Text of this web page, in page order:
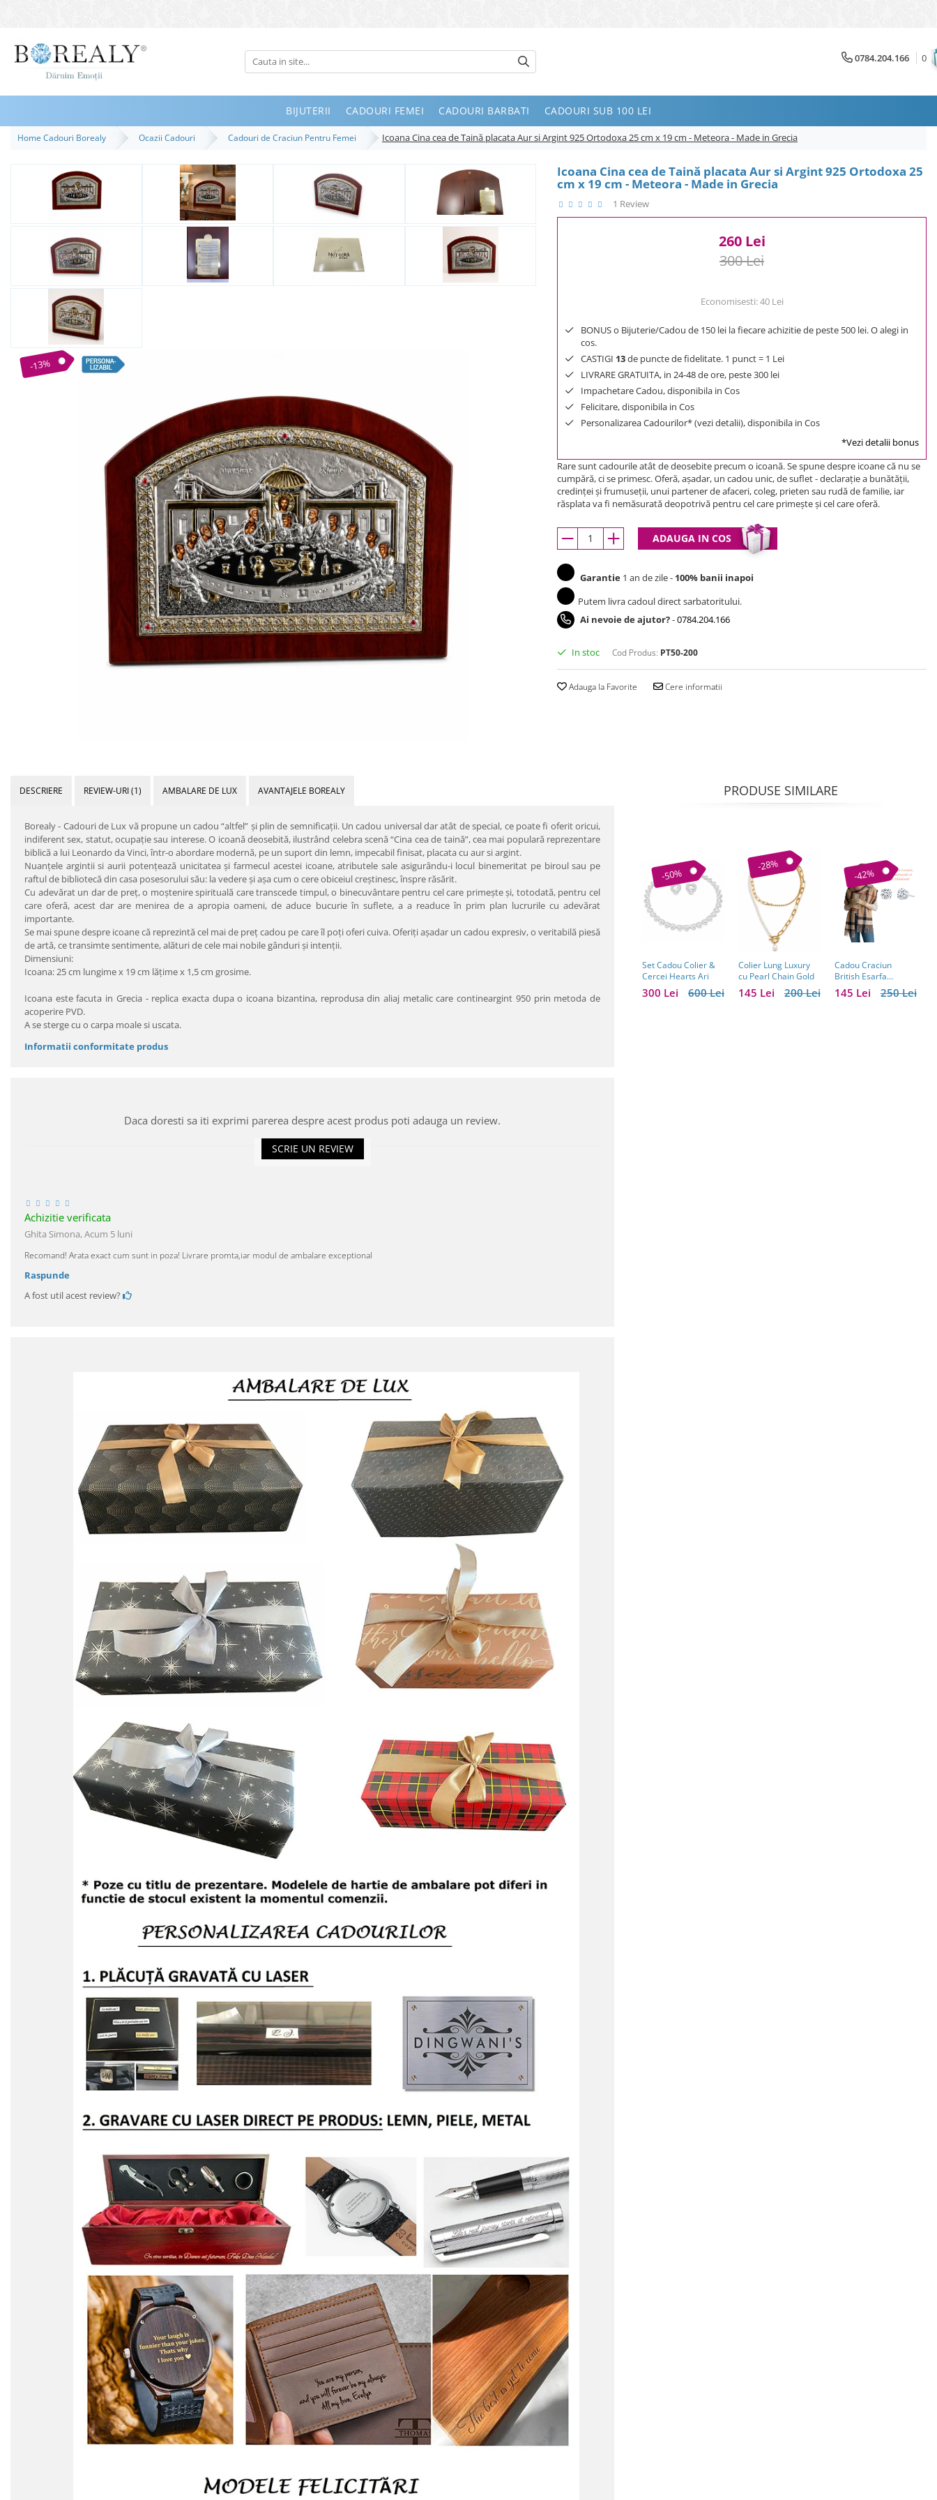
Bijuterii
Inele
Bratari
Destinatari
Bijuterii Femei
Bijuterii Copii
Bijuterii Mirese
Reduceri
Cele mai noi
0784.204.166 0
BIJUTERII CADOURI FEMEI CADOURI BARBATI CADOURI SUB 100 LEI
Home Cadouri Borealy Ocazii Cadouri Cadouri de Craciun Pentru Femei Icoana Cina cea de Taină placata Aur si Argint 925 Ortodoxa 25 cm x 19 cm - Meteora - Made in Grecia
Icoana Cina cea de Taină placata Aur si Argint 925 Ortodoxa 25
cm x 19 cm - Meteora - Made in Grecia
1 Review
-13%
260 Lei
300 Lei
Economisesti:40 Lei
BONUS o Bijuterie/Cadou de 150 lei la fiecare achizitie de peste 500 lei. O alegi in
cos.
CASTIGI 13de puncte de fidelitate. 1 punct = 1 Lei
LIVRARE GRATUITA, in 24-48 de ore, peste 300 lei
Impachetare Cadou, disponibila in Cos
Felicitare, disponibila in Cos
Personalizarea Cadourilor* (vezi detalii), disponibila in Cos
*Vezi detalii bonus
Rare sunt cadourile atât de deosebite precum o icoană. Se spune despre icoane că nu se
cumpără, ci se primesc. Oferă, aşadar, un cadou unic, de suflet - declaraţie a bunătăţii,
credinţei şi frumuseţii, unui partener de afaceri, coleg, prieten sau rudă de familie, iar
răsplata va fi nemăsurată deopotrivă pentru cel care primeşte şi cel care oferă.
ADAUGA IN COS
Garantie 1 an de zile - 100% banii inapoi
Putem livra cadoul direct sarbatoritului.
Ai nevoie de ajutor?-0784.204.166
In stoc Cod Produs: PT50-200
Adauga la Favorite Cere informatii
DESCRIERE REVIEW-URI(1) AMBALARE DE LUX AVANTAJELE BOREALY
Borealy - Cadouri de Lux vă propune un cadou “altfel” şi plin de semnificaţii. Un cadou universal dar atât de special, ce poate fi oferit oricui,
indiferent sex, statut, ocupaţie sau interese. O icoană deosebită, ilustrând celebra scenă “Cina cea de taină”, cea mai populară reprezentare
biblică a lui Leonardo da Vinci, într-o abordare modernă, pe un suport din lemn, impecabil finisat, placata cu aur si argint.
Nuanţele argintii si aurii potenţează unicitatea şi farmecul acestei icoane, atributele sale asigurându-i locul binemeritat pe biroul sau pe
raftul de bibliotecă din casa posesorului său: la vedere şi aşa cum o cere obiceiul creştinesc, înspre răsărit.
Cu adevărat un dar de preţ, o moştenire spirituală care transcede timpul, o binecuvântare pentru cel care primeşte şi, totodată, pentru cel
care oferă, acest dar are menirea de a apropia oameni, de aduce bucurie în suflete, a a readuce în prim plan lucrurile cu adevărat
importante.
Se mai spune despre icoane că reprezintă cel mai de preţ cadou pe care îl poţi oferi cuiva. Oferiţi aşadar un cadou expresiv, o veritabilă piesă
de artă, ce transimte sentimente, alături de cele mai nobile gânduri şi intenţii.
Dimensiuni:
Icoana: 25 cm lungime x 19 cm lăţime x 1,5 cm grosime.
Icoana este facuta in Grecia - replica exacta dupa o icoana bizantina, reprodusa din aliaj metalic care contineargint 950 prin metoda de
acoperire PVD.
A se sterge cu o carpa moale si uscata.
Informatii conformitate produs
Daca doresti sa iti exprimi parerea despre acest produs poti adauga un review.
SCRIE UN REVIEW
Achizitie verificata
Ghita Simona,Acum 5 luni
Recomand! Arata exact cum sunt in poza! Livrare promta,iar modul de ambalare exceptional
Raspunde
A fost util acest review?
PRODUSE SIMILARE
-50%
Set Cadou Colier &
Cercei Hearts Ari
600 Lei
300 Lei
-28%
Colier Lung Luxury
cu Pearl Chain Gold
200 Lei
145 Lei
-42%
Cadou Craciun
British Esarfa
Casmir si Manusi
Piele Naturala si250 Lei
145 Lei